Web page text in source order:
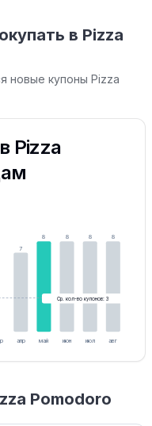
в Pizza
новые купоны Pizza
Pizza
7
апр
8
май
8
июн
8
июл
8
авг
Ср. кол-во купонов: 3
Pomodoro